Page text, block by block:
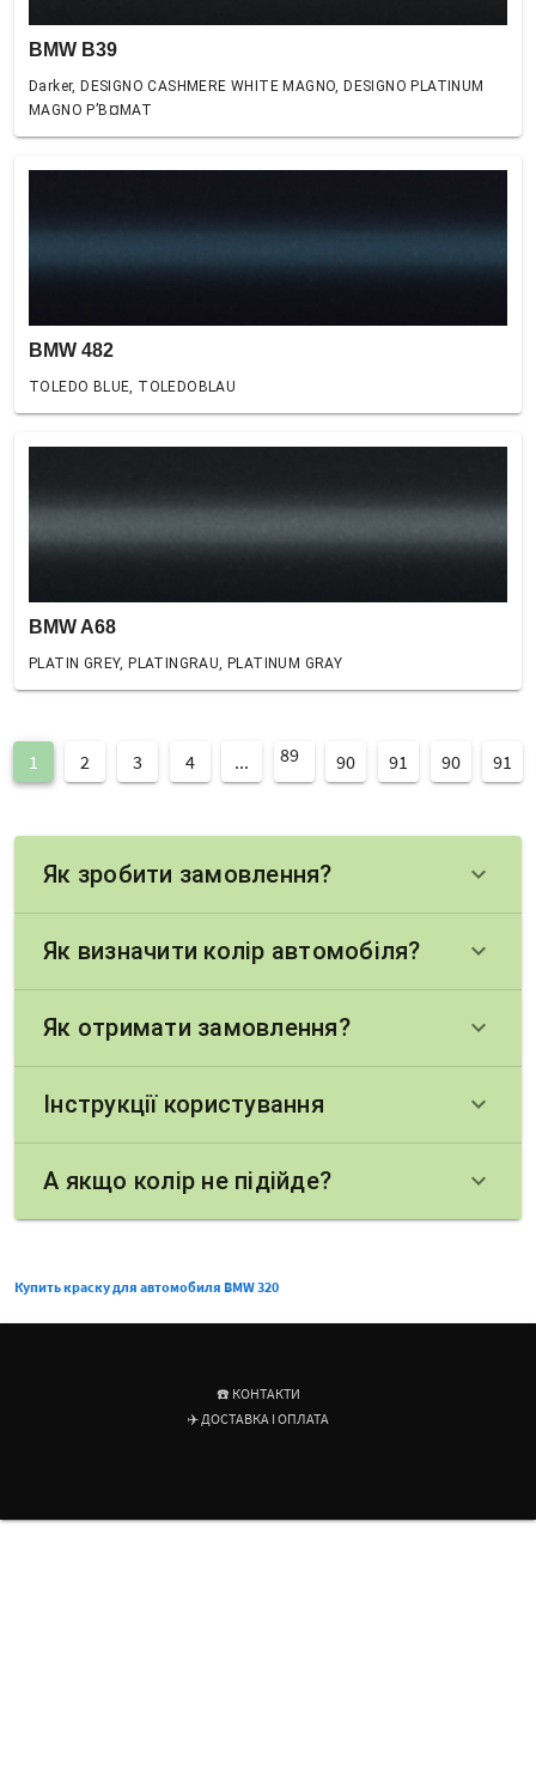
BMW B39
Darker, DESIGNO CASHMERE WHITE MAGNO, DESIGNO PLATINUM
MAGNO Р’В¤MAT
BMW 482
TOLEDO BLUE, TOLEDOBLAU
BMW A68
PLATIN GREY, PLATINGRAU, PLATINUM GRAY
1 2 3 4 ... 89 90 91 90 91
Як зробити замовлення? keyboard_arrow_down
Як визначити колір автомобіля? keyboard_arrow_down
Як отримати замовлення? keyboard_arrow_down
Інструкції користування keyboard_arrow_down
А якщо колір не підійде? keyboard_arrow_down
Купить краску для автомобиля BMW 320
☎️ КОНТАКТИ
✈️ ДОСТАВКА І ОПЛАТА